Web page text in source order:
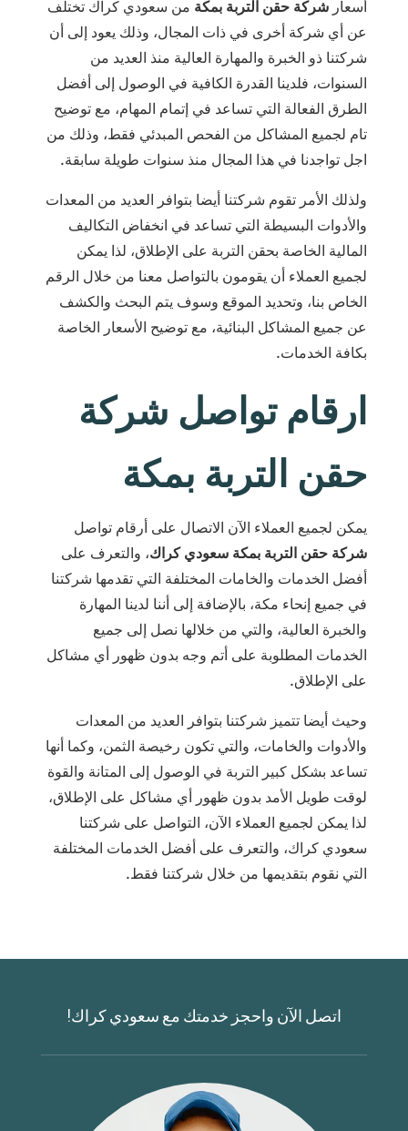
أسعار شركة حقن التربة بمكة من سعودي كراك تختلف
عن أي شركة أخرى في ذات المجال، وذلك يعود إلى أن
شركتنا ذو الخبرة والمهارة العالية منذ العديد من
السنوات، فلدينا القدرة الكافية في الوصول إلى أفضل
الطرق الفعالة التي تساعد في إتمام المهام، مع توضيح
تام لجميع المشاكل من الفحص المبدئي فقط، وذلك من
اجل تواجدنا في هذا المجال منذ سنوات طويلة سابقة.
ولذلك الأمر تقوم شركتنا أيضا بتوافر العديد من المعدات
والأدوات البسيطة التي تساعد في انخفاض التكاليف
المالية الخاصة بحقن التربة على الإطلاق، لذا يمكن
لجميع العملاء أن يقومون بالتواصل معنا من خلال الرقم
الخاص بنا، وتحديد الموقع وسوف يتم البحث والكشف
عن جميع المشاكل البنائية، مع توضيح الأسعار الخاصة
بكافة الخدمات.
ارقام تواصل شركة
حقن التربة بمكة
يمكن لجميع العملاء الآن الاتصال على أرقام تواصل
شركة حقن التربة بمكة سعودي كراك، والتعرف على
أفضل الخدمات والخامات المختلفة التي تقدمها شركتنا
في جميع إنحاء مكة، بالإضافة إلى أننا لدينا المهارة
والخبرة العالية، والتي من خلالها نصل إلى جميع
الخدمات المطلوبة على أتم وجه بدون ظهور أي مشاكل
على الإطلاق.
وحيث أيضا تتميز شركتنا بتوافر العديد من المعدات
والأدوات والخامات، والتي تكون رخيصة الثمن، وكما أنها
تساعد بشكل كبير التربة في الوصول إلى المتانة والقوة
لوقت طويل الأمد بدون ظهور أي مشاكل على الإطلاق،
لذا يمكن لجميع العملاء الآن، التواصل على شركتنا
سعودي كراك، والتعرف على أفضل الخدمات المختلفة
التي نقوم بتقديمها من خلال شركتنا فقط.
اتصل الآن واحجز خدمتك مع سعودي كراك!